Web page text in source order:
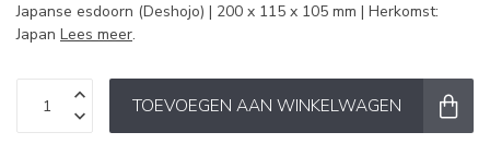
Japanse esdoorn (Deshojo) | 200 x 115 x 105 mm | Herkomst:
Japan Lees meer.
TOEVOEGEN AAN WINKELWAGEN